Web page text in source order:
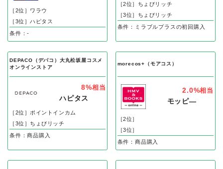
［2位］ワラウ
［3位］ハピタス
条件：-
［2位］ちょびリッチ
［3位］ちょびリッチ
条件：ミラブルプラスの初回購入
DEPACO（デパコ）大丸松坂屋コスメ
オンラインストア
8%相当
ハピタス
［2位］ポイントインカム
［3位］ちょびリッチ
条件：商品購入
morecos+（モアコス）
2.0%相当
モッピ―
［2位］
［3位］
条件：商品購入